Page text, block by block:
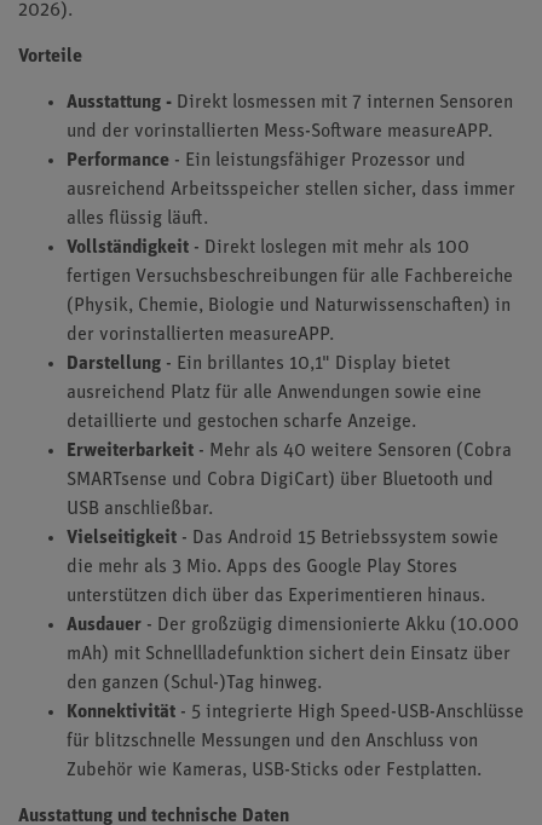
2026).
Vorteile
Ausstattung - Direkt losmessen mit 7 internen Sensoren
und der vorinstallierten Mess-Software measureAPP.
Performance - Ein leistungsfähiger Prozessor und
ausreichend Arbeitsspeicher stellen sicher, dass immer
alles flüssig läuft.
Vollständigkeit - Direkt loslegen mit mehr als 100
fertigen Versuchsbeschreibungen für alle Fachbereiche
(Physik, Chemie, Biologie und Naturwissenschaften) in
der vorinstallierten measureAPP.
Darstellung - Ein brillantes 10,1" Display bietet
ausreichend Platz für alle Anwendungen sowie eine
detaillierte und gestochen scharfe Anzeige.
Erweiterbarkeit - Mehr als 40 weitere Sensoren (Cobra
SMARTsense und Cobra DigiCart) über Bluetooth und
USB anschließbar.
Vielseitigkeit - Das Android 15 Betriebssystem sowie
die mehr als 3 Mio. Apps des Google Play Stores
unterstützen dich über das Experimentieren hinaus.
Ausdauer - Der großzügig dimensionierte Akku (10.000
mAh) mit Schnellladefunktion sichert dein Einsatz über
den ganzen (Schul-)Tag hinweg.
Konnektivität - 5 integrierte High Speed-USB-Anschlüsse
für blitzschnelle Messungen und den Anschluss von
Zubehör wie Kameras, USB-Sticks oder Festplatten.
Ausstattung und technische Daten